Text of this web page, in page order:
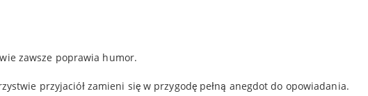
zawsze poprawia humor.
przyjaciół zamieni się w przygodę pełną anegdot do opowiadania.